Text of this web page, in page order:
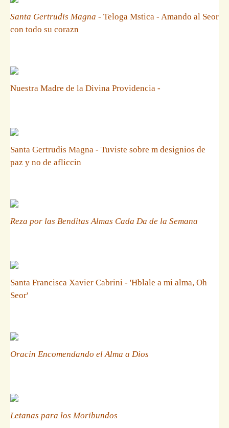
Santa Gertrudis Magna - Teloga Mstica - Amando al Seor
con todo su corazn
Nuestra Madre de la Divina Providencia -
Santa Gertrudis Magna - Tuviste sobre m designios de
paz y no de afliccin
Reza por las Benditas Almas Cada Da de la Semana
Santa Francisca Xavier Cabrini - 'Hblale a mi alma, Oh
Seor'
Oracin Encomendando el Alma a Dios
Letanas para los Moribundos